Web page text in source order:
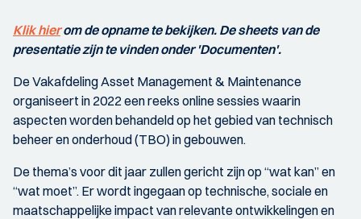
Klik hierom de opname te bekijken. De sheets van de
presentatie zijn te vinden onder 'Documenten'.
De Vakafdeling Asset Management & Maintenance
organiseert in 2022 een reeks online sessies waarin
aspecten worden behandeld op het gebied van technisch
beheer en onderhoud (TBO) in gebouwen.
De thema’s voor dit jaar zullen gericht zijn op “wat kan” en
“wat moet”. Er wordt ingegaan op technische, sociale en
maatschappelijke impact van relevante ontwikkelingen en